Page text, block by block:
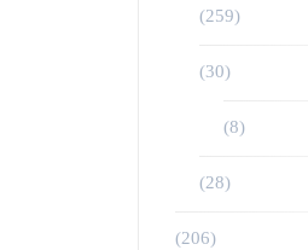
(259)
(30)
(8)
(28)
(206)